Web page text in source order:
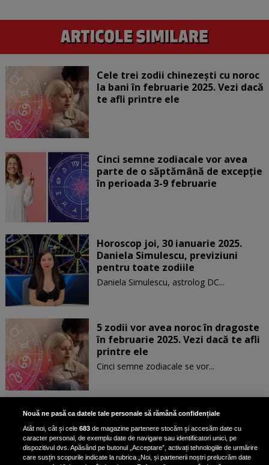
Cele trei zodii chinezești cu noroc
la bani în februarie 2025. Vezi dacă
te afli printre ele
Cinci semne zodiacale vor avea
parte de o săptămână de excepție
în perioada 3-9 februarie
Horoscop joi, 30 ianuarie 2025.
Daniela Simulescu, previziuni
pentru toate zodiile
Daniela Simulescu, astrolog DC...
5 zodii vor avea noroc în dragoste
în februarie 2025. Vezi dacă te afli
printre ele
Cinci semne zodiacale se vor...
Patru zodii primesc un mesaj
special de la Univers pe 30
ianuarie. Vezi dacă te afli printre
ele
Nouă ne pasă ca datele tale personale să rămână confidențiale
Atât noi, cât și cele683 de magazine partenere stocăm și accesăm date cu
caracter personal, de exemplu date de navigare sau identificatori unici, pe
dispozitivul dvs. Apăsând pe butonul „Acceptare”, activați tehnologiile de urmărire
care susțin scopurile indicate la rubrica „Noi, și partenerii noștri prelucrăm date